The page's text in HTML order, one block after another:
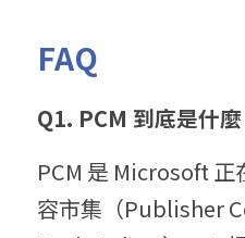
FAQ
Q1. PCM 到底是什麼
PCM 是 Microsoft
容市集（Publisher